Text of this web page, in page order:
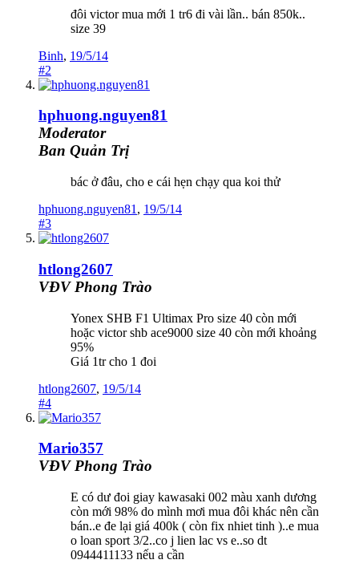
đôi victor mua mới 1 tr6 đi vài lần.. bán 850k..
size 39
Binh, 19/5/14
#2
hphuong.nguyen81
Moderator
Ban Quản Trị
bác ở đâu, cho e cái hẹn chạy qua koi thử
hphuong.nguyen81 , 19/5/14
#3
htlong2607
VĐV Phong Trào
Yonex SHB F1 Ultimax Pro size 40 còn mới
hoặc victor shb ace9000 size 40 còn mới khoảng
95%
Giá 1tr cho 1 đoi
htlong2607, 19/5/14
#4
Mario357
VĐV Phong Trào
E có dư đoi giay kawasaki 002 màu xanh dương
còn mới 98% do mình mơi mua đôi khác nên cần
bán..e đe lại giá 400k ( còn fix nhiet tinh )..e mua
o loan sport 3/2..co j lien lac vs e..so dt
0944411133 nếu a cần